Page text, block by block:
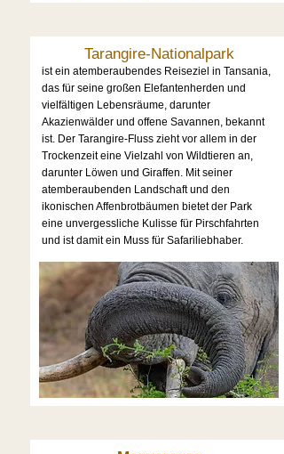
Tarangire-Nationalpark
ist ein atemberaubendes Reiseziel in Tansania,
das für seine großen Elefantenherden und
vielfältigen Lebensräume, darunter
Akazienwälder und offene Savannen, bekannt
ist. Der Tarangire-Fluss zieht vor allem in der
Trockenzeit eine Vielzahl von Wildtieren an,
darunter Löwen und Giraffen. Mit seiner
atemberaubenden Landschaft und den
ikonischen Affenbrotbäumen bietet der Park
eine unvergessliche Kulisse für Pirschfahrten
und ist damit ein Muss für Safariliebhaber.